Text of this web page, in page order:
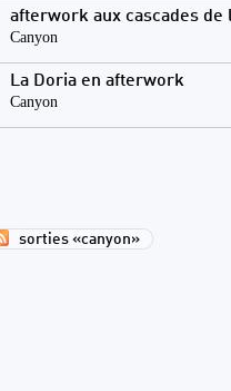
afterwork aux cascades de
Canyon
La Doria en afterwork
Canyon
sorties «canyon»